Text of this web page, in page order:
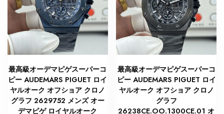
最高級オーデマピゲスーパーコ
ピー AUDEMARS PIGUET ロイ
ヤルオーク オフショア クロノ
グラフ 2629752 メンズ オー
デマピゲ ロイヤルオーク
最高級オーデマピゲスーパーコ
ピー AUDEMARS PIGUET ロイ
ヤルオーク オフショア クロノ
グラフ
26238CE.OO.1300CE.01 オ